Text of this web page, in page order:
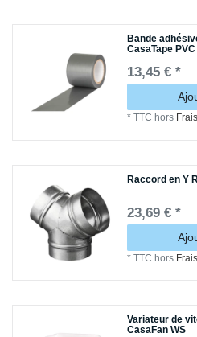
Bande
CasaTape PVC
13,45 € *
*TTC hors
Raccord en Y
23,69 € *
*TTC hors
Variateur de
CasaFan WS